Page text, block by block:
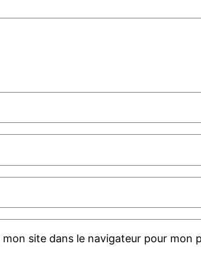
site dans le navigateur pour mon